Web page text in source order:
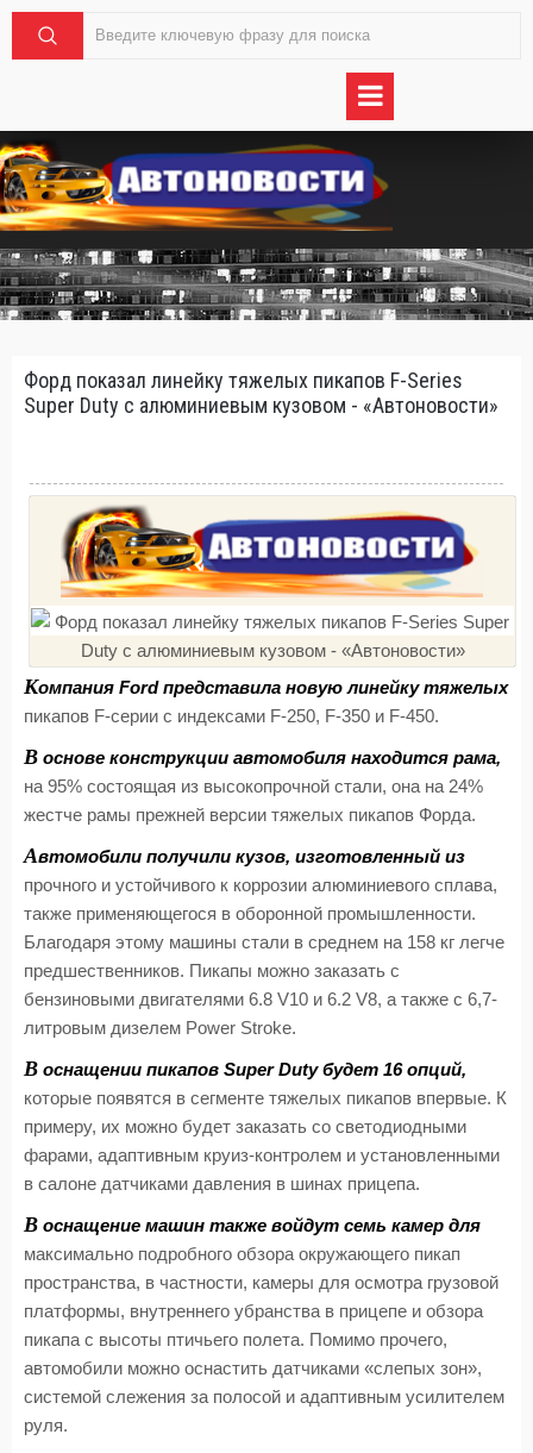
Форд показал линейку тяжелых пикапов F-Series
Super Duty с алюминиевым кузовом - «Автоновости»
Компания Ford представила новую линейку тяжелых
пикапов F-серии с индексами F-250, F-350 и F-450.
В основе конструкции автомобиля находится рама,
на 95% состоящая из высокопрочной стали, она на 24%
жестче рамы прежней версии тяжелых пикапов Форда.
Автомобили получили кузов, изготовленный из
прочного и устойчивого к коррозии алюминиевого сплава,
также применяющегося в оборонной промышленности.
Благодаря этому машины стали в среднем на 158 кг легче
предшественников. Пикапы можно заказать с
бензиновыми двигателями 6.8 V10 и 6.2 V8, а также с 6,7-
литровым дизелем Power Stroke.
В оснащении пикапов Super Duty будет 16 опций,
которые появятся в сегменте тяжелых пикапов впервые. К
примеру, их можно будет заказать со светодиодными
фарами, адаптивным круиз-контролем и установленными
в салоне датчиками давления в шинах прицепа.
В оснащение машин также войдут семь камер для
максимально подробного обзора окружающего пикап
пространства, в частности, камеры для осмотра грузовой
платформы, внутреннего убранства в прицепе и обзора
пикапа с высоты птичьего полета. Помимо прочего,
автомобили можно оснастить датчиками «слепых зон»,
системой слежения за полосой и адаптивным усилителем
руля.